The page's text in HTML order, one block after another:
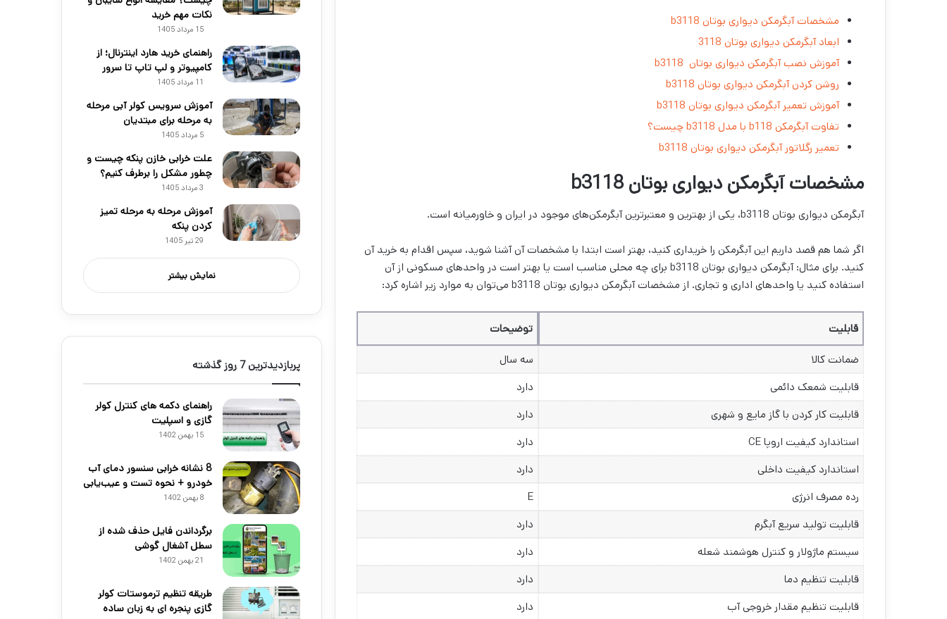
مشخصات آبگرمکن دیواری بوتان b3118
ابعاد آبگرمکن دیواری بوتان 3118
آموزش نصب آبگرمکن دیواری بوتان b3118
روشن کردن آبگرمکن دیواری بوتان b3118
آموزش تعمیر آبگرمکن دیواری بوتان b3118
تفاوت آبگرمکن b118 با مدل b3118 چیست؟
تعمیر رگلاتور آبگرمکن دیواری بوتان b3118
مشخصات آبگرمکن دیواری بوتان b3118
آبگرمکن دیواری بوتان b3118، یکی از بهترین و معتبرترین آبگرمکن‌های موجود در ایران و خاورمیانه است.
اگر شما هم قصد داریم این آبگرمکن را خریداری کنید، بهتر است ابتدا با مشخصات آن آشنا شوید، سپس اقدام به خرید آن
کنید. برای مثال: آبگرمکن دیواری بوتان b3118 برای چه محلی مناسب است یا بهتر است در واحد‌های مسکونی از آن
استفاده کنید یا واحد‌های اداری و تجاری. از مشخصات آبگرمکن دیواری بوتان b3118 می‌توان به موارد زیر اشاره کرد:
قابلیت توضیحات
ضمانت کالا
سه سال
قابلیت شمعک دائمی
دارد
قابلیت کار کردن با گاز مایع و شهری
دارد
استاندارد کیفیت اروپا CE
دارد
استاندارد کیفیت داخلی
دارد
رده مصرف انرژی
E
قابلیت تولید سریع آبگرم
دارد
سیستم ماژولار و کنترل هوشمند شعله
دارد
قابلیت تنظیم دما
دارد
قابلیت تنظیم مقدار خروجی آب
دارد
نکات مهم خرید
15 مرداد 1405
راهنمای خرید هارد اینترنال؛ از
کامپیوتر و لپ تاپ تا سرور
11 مرداد 1405
آموزش سرویس کولر آبی مرحله
به مرحله برای مبتدیان
5 مرداد 1405
علت خرابی خازن پنکه چیست و
چطور مشکل را برطرف کنیم؟
3 مرداد 1405
آموزش مرحله به مرحله تمیز
کردن پنکه
29 تیر 1405
نمایش بیشتر
پربازدیدترین 7 روز گذشته
راهنمای دکمه های کنترل کولر
گازی و اسپلیت
15 بهمن 1402
8 نشانه خرابی سنسور دمای آب
خودرو + نحوه تست و عیب‌یابی
8 بهمن 1402
برگرداندن فایل حذف شده از
سطل آشغال گوشی
21 بهمن 1402
طریقه تنظیم ترموستات کولر
گازی پنجره ای به زبان ساده